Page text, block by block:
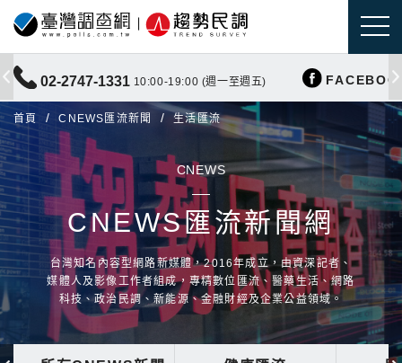
02-2747-1331 10:00-19:00 (週一至週五)
首頁 CNEWS匯流新聞 生活匯流
CNEWS
CNEWS匯流新聞網
台灣知名內容型網路新媒體，2016年成立，由資深記者、
媒體人及影像工作者組成，專精數位匯流、醫藥生活、網路
科技、政治民調、新能源、金融財經及企業公益領域。